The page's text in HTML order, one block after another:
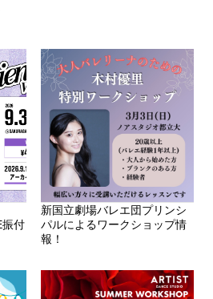
付
新国立劇場バレエ団プリンシ
パルによるワークショップ情
報！